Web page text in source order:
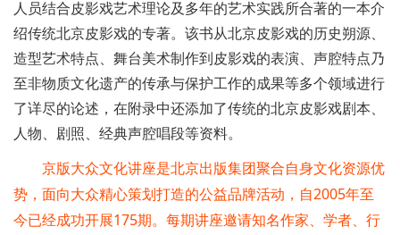
人员结合皮影戏艺术理论及多年的艺术实践所合著的一本介
绍传统北京皮影戏的专著。该书从北京皮影戏的历史朔源、
造型艺术特点、舞台美术制作到皮影戏的表演、声腔特点乃
至非物质文化遗产的传承与保护工作的成果等多个领域进行
了详尽的论述，在附录中还添加了传统的北京皮影戏剧本、
人物、剧照、经典声腔唱段等资料。
京版大众文化讲座是北京出版集团聚合自身文化资源优
势，面向大众精心策划打造的公益品牌活动，自2005年至
今已经成功开展175期。每期讲座邀请知名作家、学者、行